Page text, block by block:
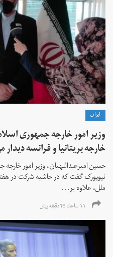
ايران
وزیر امور خارجه جمهوری
خارجه بریتانیا و فرانسه
حسین امیرعبداللهیان، وزیر امور
نیویورک گفت که در حاشیه شرکت در
ملل، علاوه بر...
۱۱ ساعت ۴۵ دقیقه پیش